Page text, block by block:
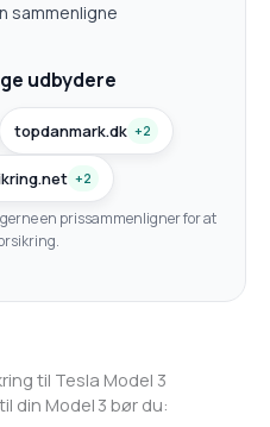
sammenligne
udbydere
topdanmark.dk +2
+2
en prissammenligner for at
til Tesla Model 3
din Model 3 bør du: